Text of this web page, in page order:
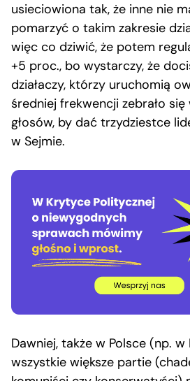
usieciowiona tak, że inne nie
pomarzyć o takim zakresie
więc co dziwić, że potem
+5 proc., bo wystarczy, że
działaczy, którzy uruchomią
średniej frekwencji zebrało
głosów, by dać trzydziestce
w Sejmie.
Dawniej, także w Polsce (np. w
wszystkie większe partie